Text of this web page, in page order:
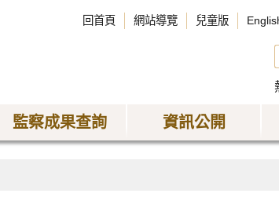
回首頁 網站導覽 兒童版
監察成果查詢 資訊公開